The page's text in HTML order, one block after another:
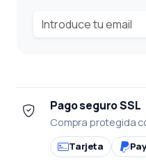
Pago seguro SSL
Compra protegida
Tarjeta